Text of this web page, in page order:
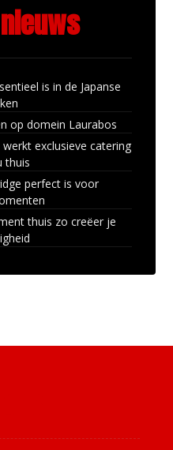
is in de Japanse
op domein Laurabos
exclusieve catering
thuis
perfect is voor
thuis zo creëer je